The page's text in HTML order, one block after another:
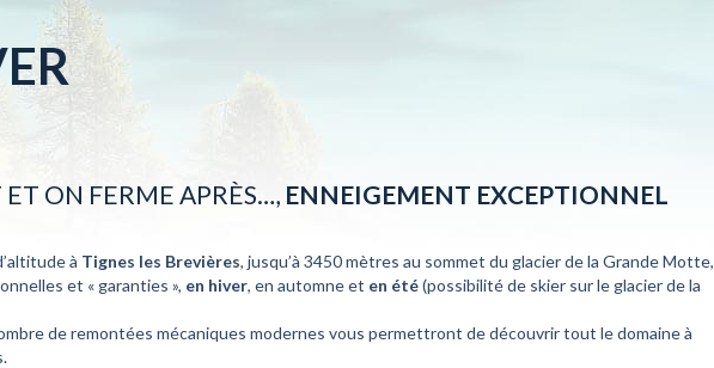
ON FERME APRÈS…, ENNEIGEMENT EXCEPTIONNEL
à Tignes les Brevières, jusqu’à 3450 mètres au sommet du glacier de la Grande Motte,
et « garanties », en hiver, en automne et en été(possibilité de skier sur le glacier de la
de remontées mécaniques modernes vous permettront de découvrir tout le domaine à